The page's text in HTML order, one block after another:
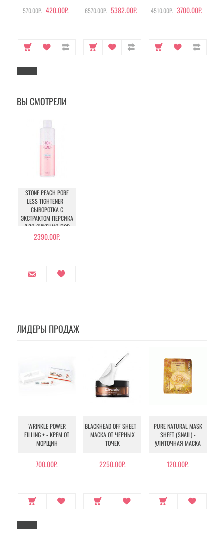
570.00Р. 420.00Р. 6570.00Р. 5382.00Р. 4510.00Р. 3700.00Р.
ВЫ СМОТРЕЛИ
STONE PEACH PORE
LESS TIGHTENER -
СЫВОРОТКА С
ЭКСТРАКТОМ ПЕРСИКА
ДЛЯ СУЖЕНИЯ ПОР
2390.00Р.
ЛИДЕРЫ ПРОДАЖ
WRINKLE POWER
FILLING + - КРЕМ ОТ
МОРЩИН
700.00Р.
BLACKHEAD OFF SHEET -
МАСКА ОТ ЧЕРНЫХ
ТОЧЕК
2250.00Р.
PURE NATURAL MASK
SHEET (SNAIL) -
УЛИТОЧНАЯ МАСКА
120.00Р.